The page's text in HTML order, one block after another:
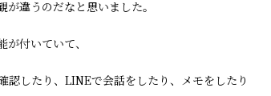
違うのだなと思いました。
付いていて、
認したり、LINEで会話をしたり、メモをしたり